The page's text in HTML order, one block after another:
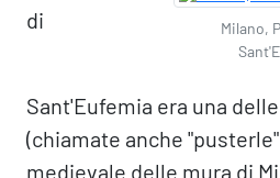
Milano,
di
Sant'Eufemia era una
(chiamate anche
medievale delle mura di